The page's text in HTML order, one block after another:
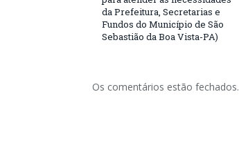
da Prefeitura, Secretarias e
Fundos do Município de São
Sebastião da Boa Vista-PA)
Os comentários estão fechados.